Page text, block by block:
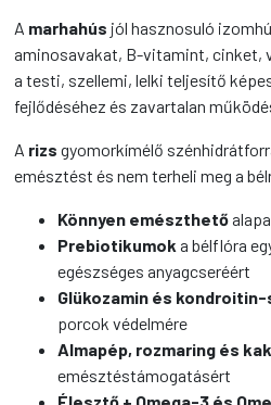
A marhahús jól hasznosuló
aminosavakat, B-vitamint, cinket,
a testi, szellemi, lelki teljesítő
fejlődéséhez és zavartalan
A rizs gyomorkímélő
emésztést és nem terheli meg a
Könnyen emészthető
Prebiotikumok a bélflóra
egészséges anyagcseréért
Glükozamin és
porcok védelmére
Almapép, rozmaring és
emésztéstámogatásért